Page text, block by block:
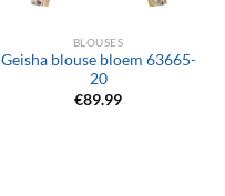
BLOUSES
Geisha blouse bloem 63665-
20
€89.99